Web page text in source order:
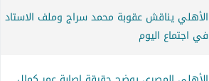
الأهلي يناقش عقوبة محمد سراج وملف الاستاد
في اجتماع اليوم